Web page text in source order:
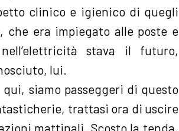
clinico e igienico di quegli
era impiegato alle poste e
stava il futuro,
lui.
siamo passeggeri di questo
trattasi ora di uscire
mattinali. Scosto la tenda,